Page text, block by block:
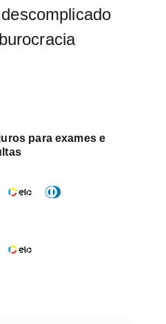
para exames e